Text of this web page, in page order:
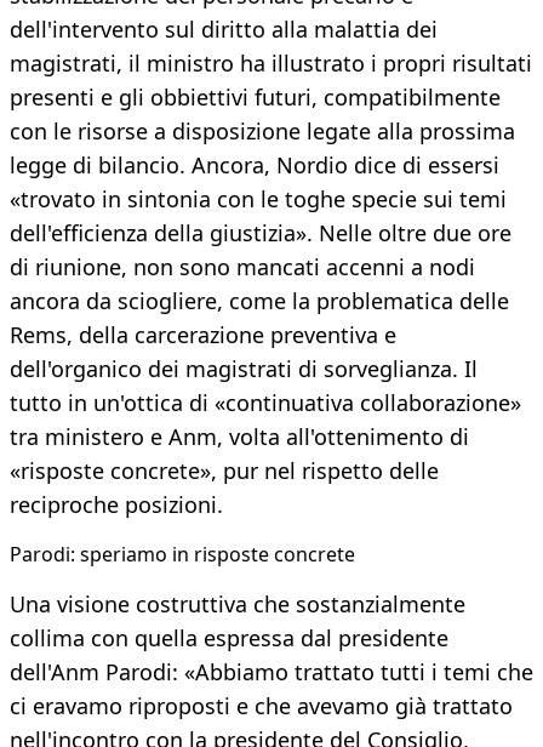
dell'intervento sul diritto alla malattia dei
magistrati, il ministro ha illustrato i propri risultati
presenti e gli obbiettivi futuri, compatibilmente
con le risorse a disposizione legate alla prossima
legge di bilancio. Ancora, Nordio dice di essersi
«trovato in sintonia con le toghe specie sui temi
dell'efficienza della giustizia». Nelle oltre due ore
di riunione, non sono mancati accenni a nodi
ancora da sciogliere, come la problematica delle
Rems, della carcerazione preventiva e
dell'organico dei magistrati di sorveglianza. Il
tutto in un'ottica di «continuativa collaborazione»
tra ministero e Anm, volta all'ottenimento di
«risposte concrete», pur nel rispetto delle
reciproche posizioni.
Parodi: speriamo in risposte concrete
Una visione costruttiva che sostanzialmente
collima con quella espressa dal presidente
dell'Anm Parodi: «Abbiamo trattato tutti i temi che
ci eravamo riproposti e che avevamo già trattato
nell'incontro con la presidente del Consiglio,